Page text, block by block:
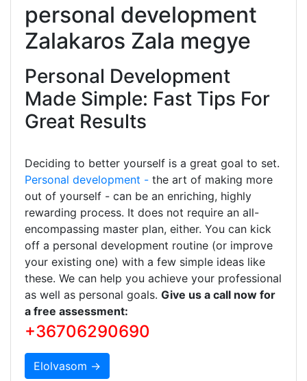
personal development
Zalakaros Zala megye
Personal Development
Made Simple: Fast Tips For
Great Results
Deciding to better yourself is a great goal to set.
Personal development - the art of making more
out of yourself - can be an enriching, highly
rewarding process. It does not require an all-
encompassing master plan, either. You can kick
off a personal development routine (or improve
your existing one) with a few simple ideas like
these. We can help you achieve your professional
as well as personal goals. Give us a call now for
a free assessment:
+36706290690
Elolvasom →